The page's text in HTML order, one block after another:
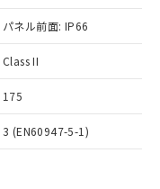
パネル前面: IP66
Class II
175
3 (EN60947-5-1)
や当社販売拠
」をご確認
果を当社の
漏洩または開
。
ト作成サー
には、I-Web
は閾値を超える意
す。
より、予定
すべてが基
。
おいて有害物
刻な影響を
またはその他
装置等に一切
に販売する
3の内容を当
た当社は、
る関係者が違
る場合は、取
状況につ
取引先、ま
ムロン制御
員にご確
在庫状況の
い機種